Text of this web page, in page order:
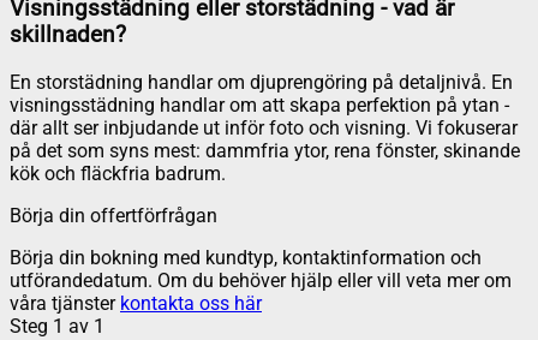
Visningsstädning eller storstädning - vad är
skillnaden?
En storstädning handlar om djuprengöring på detaljnivå. En
visningsstädning handlar om att skapa perfektion på ytan -
där allt ser inbjudande ut inför foto och visning. Vi fokuserar
på det som syns mest: dammfria ytor, rena fönster, skinande
kök och fläckfria badrum.
Börja din offertförfrågan
Börja din bokning med kundtyp, kontaktinformation och
utförandedatum. Om du behöver hjälp eller vill veta mer om
våra tjänster kontakta oss här
Steg 1 av 1